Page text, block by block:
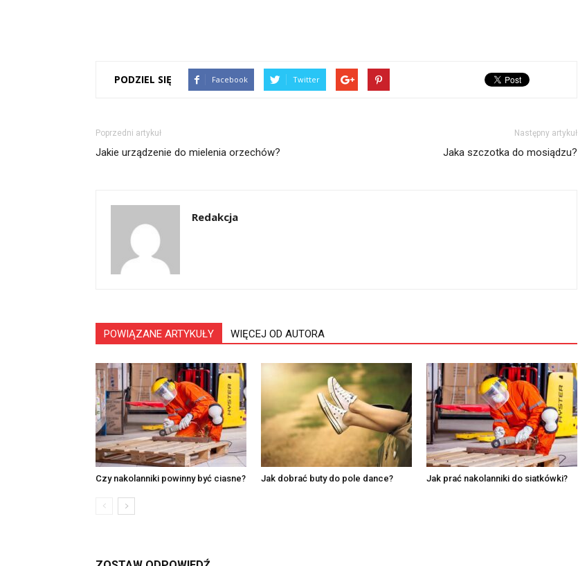
PODZIEL SIĘ Facebook Twitter
Poprzedni artykuł
Jakie urządzenie do mielenia orzechów?
Następny artykuł
Jaka szczotka do mosiądzu?
Redakcja
POWIĄZANE ARTYKUŁY WIĘCEJ OD AUTORA
Czy nakolanniki powinny być ciasne? Jak dobrać buty do pole dance? Jak prać nakolanniki do siatkówki?